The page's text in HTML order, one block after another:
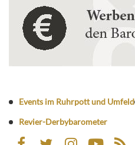
Events im Ruhrpott und Umfeld
Revier-Derbybarometer